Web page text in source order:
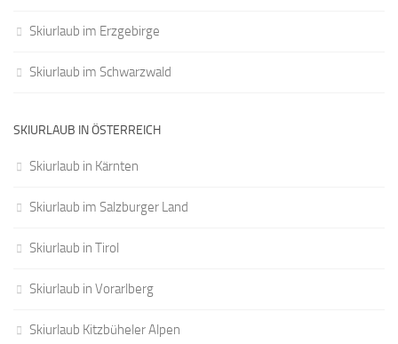
Skiurlaub im Erzgebirge
Skiurlaub im Schwarzwald
SKIURLAUB IN ÖSTERREICH
Skiurlaub in Kärnten
Skiurlaub im Salzburger Land
Skiurlaub in Tirol
Skiurlaub in Vorarlberg
Skiurlaub Kitzbüheler Alpen